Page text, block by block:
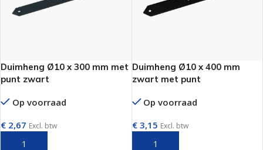
Duimheng Ø10 x 300 mm met
punt zwart
Op voorraad
€ 2,67 Excl. btw
Duimheng Ø10 x 400 mm
zwart met punt
Op voorraad
€3,15 Excl. btw